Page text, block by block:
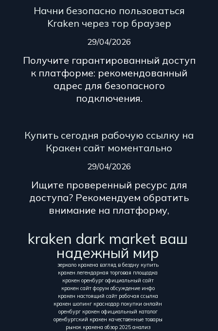
Начни безопасно пользоваться
Kraken через тор браузер
29/04/2026
Получите гарантированный доступ
к платформе: рекомендованный
адрес для безопасного
подключения.
Купить сегодня рабочую ссылку на
Кракен сайт моментально
29/04/2026
Ищите проверенный ресурс для
доступа? Рекомендуем обратить
внимание на платформу,
kraken dark market ваш
надежный мир
зеркало кракена взгляд в бездну купить
кракен легендарная торговая площадка
кракен оренбург официальный сайт
кракен сайт форум обсуждение инфо
кракен настоящий сайт рабочая ссылка
кракен шопинг краснодар покупки онлайн
оренбург кракен официальный каталог
оренбургский кракен качественные товары
рынок кракена обзор 2025 анализ